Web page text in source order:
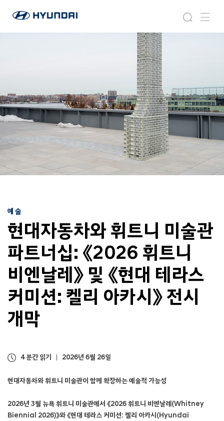
현
니
미
술
파
십
0
2
6
휘
트
니
비
엔
날
레
》
현
대
라
커
미
자
와
이
드
글
벌
게
검
색
메
뉴
예술
현대자동차와 휘트니 미술관
파트너십: 《2026 휘트니
비엔날레》 및 《현대 테라스
커미션: 켈리 아카시》 전시
개막
4 분간 읽기 2026년 6월 26일
현대자동차와 휘트니 미술관이 함께 확장하는 예술적 가능성
2026년 3월 뉴욕 휘트니 미술관에서 《2026 휘트니 비엔날레(Whitney
Biennial 2026)》와 《현대 테라스 커미션: 켈리 아카시(Hyundai